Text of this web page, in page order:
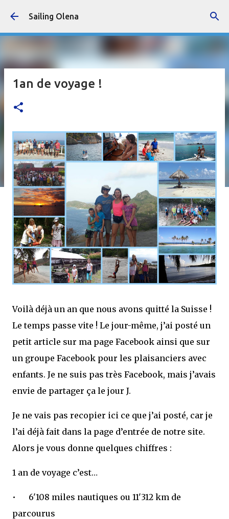
Accéder au contenu principal
Sailing Olena
1an de voyage !
Voilà déjà un an que nous avons quitté la Suisse !
Le temps passe vite ! Le jour-même, j’ai posté un
petit article sur ma page Facebook ainsi que sur
un groupe Facebook pour les plaisanciers avec
enfants. Je ne suis pas très Facebook, mais j’avais
envie de partager ça le jour J.
Je ne vais pas recopier ici ce que j’ai posté, car je
l’ai déjà fait dans la page d’entrée de notre site.
Alors je vous donne quelques chiffres :
1 an de voyage c’est…
•
6'108 miles nautiques ou 11'312 km de
parcourus